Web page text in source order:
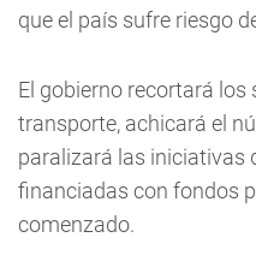
que el país sufre riesgo
El gobierno recortará los
transporte, achicará el
paralizará las iniciativas
financiadas con fondos
comenzado.